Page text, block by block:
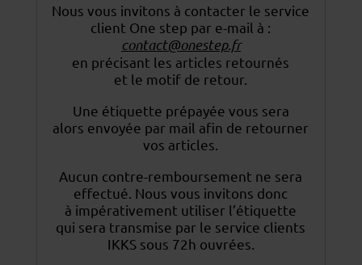
Nous vous invitons à contacter le service
client One step par e-mail à :
contact@onestep.fr
en précisant les articles retournés
et le motif de retour.
Une étiquette prépayée vous sera
alors envoyée par mail afin de retourner
vos articles.
Aucun contre-remboursement ne sera
effectué. Nous vous invitons donc
à impérativement utiliser l’étiquette
qui sera transmise par le service clients
IKKS sous 72h ouvrées.